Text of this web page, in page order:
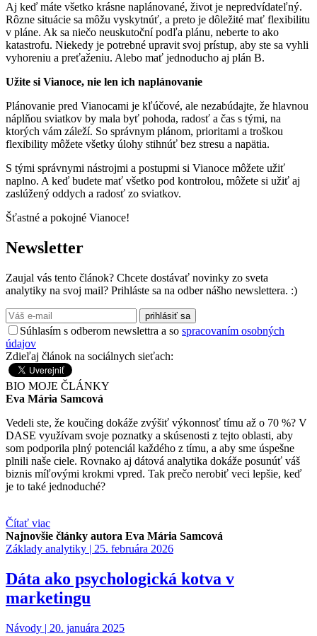
Aj keď máte všetko krásne naplánované, život je nepredvídateľný.
Rôzne situácie sa môžu vyskytnúť, a preto je dôležité mať flexibilitu
v pláne. Ak sa niečo neuskutoční podľa plánu, neberte to ako
katastrofu. Niekedy je potrebné upravit svoj prístup, aby ste sa vyhli
vyhoreniu a preťaženiu. Alebo mať jednoducho aj plán B.
Užite si Vianoce, nie len ich naplánovanie
Plánovanie pred Vianocami je kľúčové, ale nezabúdajte, že hlavnou
náplňou sviatkov by mala byť pohoda, radosť a čas s tými, na
ktorých vám záleží. So správnym plánom, prioritami a troškou
flexibility môžete všetky úlohy stihnúť bez stresu a napätia.
S tými správnymi nástrojmi a postupmi si Vianoce môžete užiť
naplno. A keď budete mať všetko pod kontrolou, môžete si užiť aj
zaslúžený oddych a radosť zo sviatkov.
Šťastné a pokojné Vianoce!
Newsletter
Zaujal vás tento článok? Chcete dostávať novinky zo sveta
analytiky na svoj mail? Prihláste sa na odber nášho newslettera. :)
prihlásiť sa
Súhlasím s odberom newslettra a so spracovaním osobných
údajov
Zdieľaj článok na sociálnych sieťach:
BIO MOJE ČLÁNKY
Eva Mária Samcová
Vedeli ste, že koučing dokáže zvýšiť výkonnosť tímu až o 70 %? V
DASE využívam svoje poznatky a skúsenosti z tejto oblasti, aby
som podporila plný potenciál každého z tímu, a aby sme úspešne
plnili naše ciele. Rovnako aj dátová analytika dokáže posunúť váš
biznis míľovými krokmi vpred. Tak prečo nerobiť veci lepšie, keď
je to také jednoduché?
Čítať viac
Najnovšie články autora Eva Mária Samcová
Základy analytiky | 25. februára 2026
Dáta ako psychologická kotva v
marketingu
Návody | 20. januára 2025